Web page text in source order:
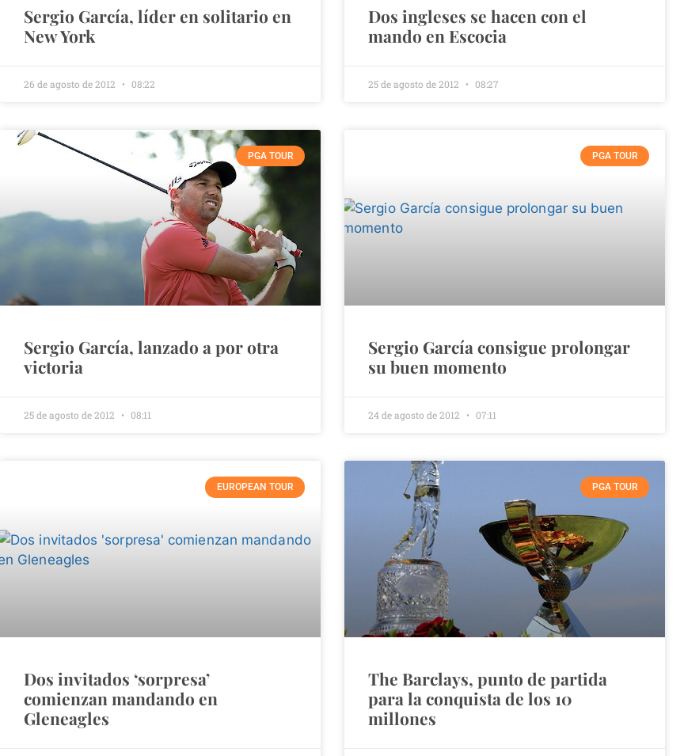
Sergio García, líder en solitario en
New York
26 de agosto de 2012 08:22
Dos ingleses se hacen con el
mando en Escocia
25 de agosto de 2012 08:27
PGA TOUR
Sergio García, lanzado a por otra
victoria
25 de agosto de 2012 08:11
PGA TOUR
Sergio García consigue prolongar
su buen momento
24 de agosto de 2012 07:11
EUROPEAN TOUR
Dos invitados ‘sorpresa’
comienzan mandando en
Gleneagles
PGA TOUR
The Barclays, punto de partida
para la conquista de los 10
millones